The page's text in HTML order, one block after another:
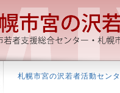
札幌市宮の沢若者活動セン